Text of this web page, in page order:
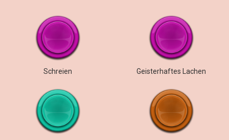
Schreien Geisterhaftes Lachen